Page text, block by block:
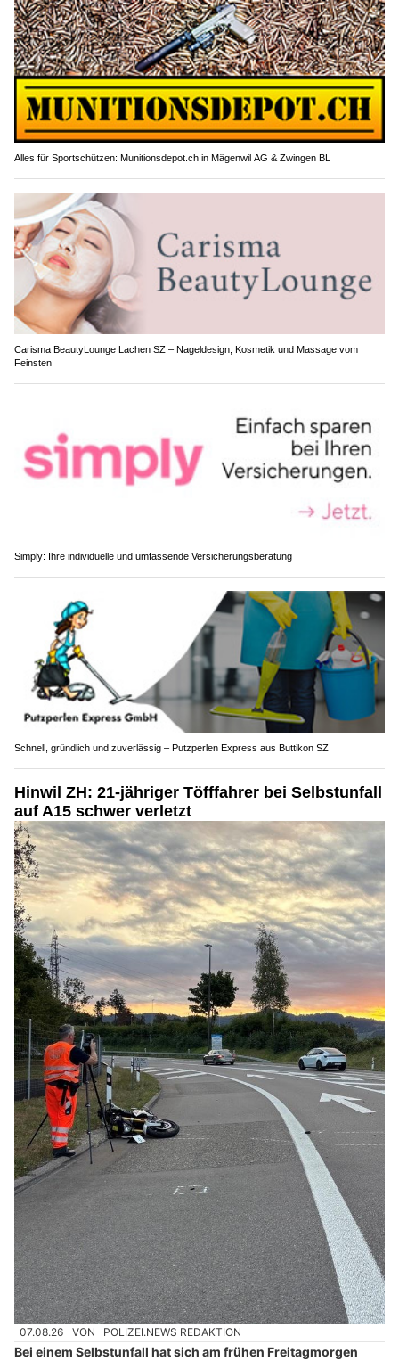
Alles für Sportschützen: Munitionsdepot.ch in Mägenwil AG & Zwingen BL
Carisma BeautyLounge Lachen SZ – Nageldesign, Kosmetik und Massage vom
Feinsten
Simply: Ihre individuelle und umfassende Versicherungsberatung
Schnell, gründlich und zuverlässig – Putzperlen Express aus Buttikon SZ
Hinwil ZH: 21-jähriger Töfffahrer bei Selbstunfall
auf A15 schwer verletzt
07.08.26 VON POLIZEI.NEWS REDAKTION
Bei einem Selbstunfall hat sich am frühen Freitagmorgen